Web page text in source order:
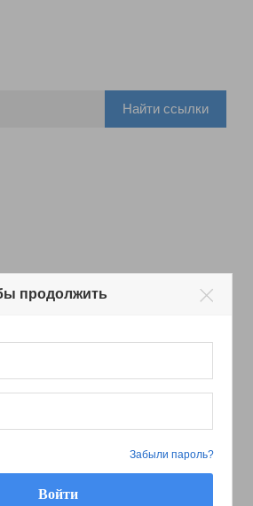
Найти ссылки
продолжить
Забыли пароль?